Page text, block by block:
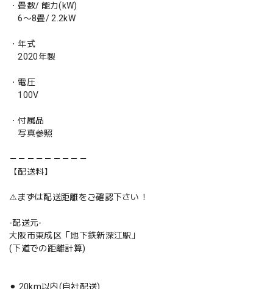
・畳数/ 能力(kW)
6〜8畳/ 2.2kW
・年式
2020年製
・電圧
100V
・付属品
写真参照
－－－－－－－－－
【配送料】
⚠️まずは配送距離をご確認下さい！
-配送元-
大阪市東成区「地下鉄新深江駅」
(下道での距離計算)
⚫︎ 20km以内(自社配送)